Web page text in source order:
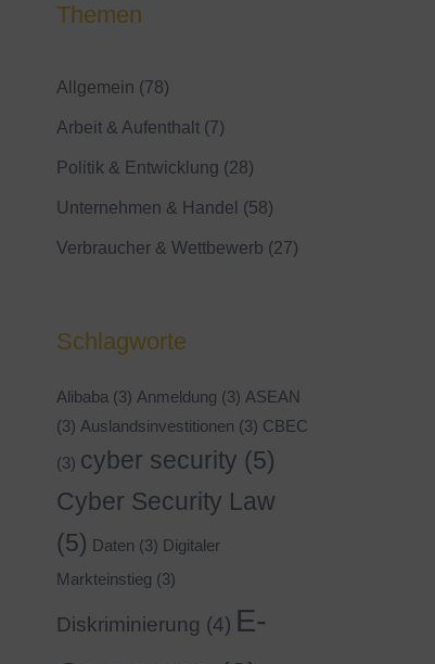
Themen
Allgemein (78)
Arbeit & Aufenthalt(7)
Politik & Entwicklung (28)
Unternehmen & Handel (58)
Verbraucher & Wettbewerb (27)
Schlagworte
Alibaba (3) Anmeldung (3) ASEAN
(3) Auslandsinvestitionen (3) CBEC
(3) cyber security (5)
Cyber Security Law
(5) Daten (3) Digitaler
Markteinstieg (3)
Diskriminierung (4) E-